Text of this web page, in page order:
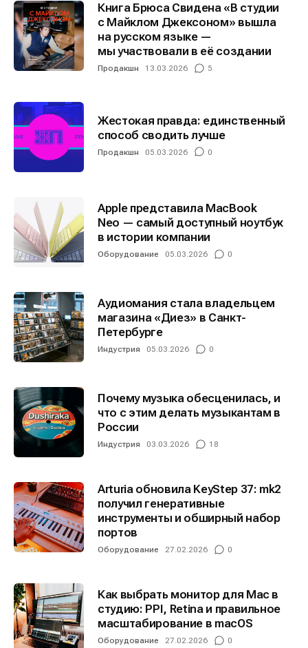
Книга Брюса Свидена «В студии
с Майклом Джексоном» вышла
на русском языке —
мы участвовали в её создании
Продакшн 13.03.2026 5
Жестокая правда: единственный
способ сводить лучше
Продакшн 05.03.2026 0
Apple представила MacBook
Neo — самый доступный ноутбук
в истории компании
Оборудование 05.03.2026 0
Аудиомания стала владельцем
магазина «Диез» в Санкт-
Петербурге
Индустрия 05.03.2026 0
Почему музыка обесценилась, и
что с этим делать музыкантам в
России
Индустрия 03.03.2026 18
Arturia обновила KeyStep 37: mk2
получил генеративные
инструменты и обширный набор
портов
Оборудование 27.02.2026 0
Как выбрать монитор для Mac в
студию: PPI, Retina и правильное
масштабирование в macOS
Оборудование 27.02.2026 0